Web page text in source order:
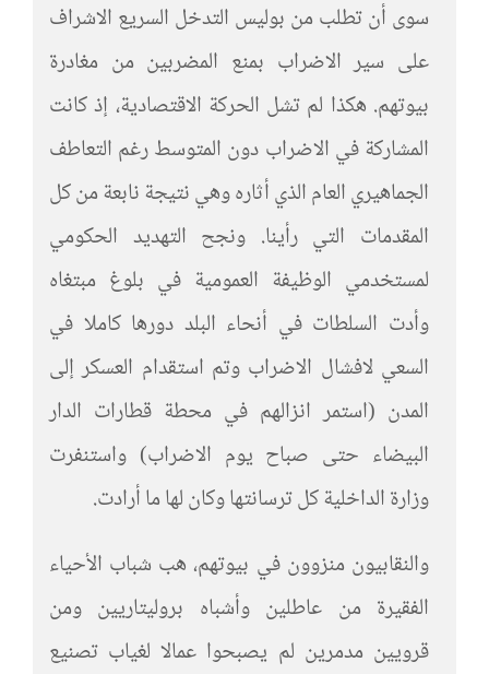
سوى أن تطلب من بوليس التدخل السريع الاشراف
على سير الاضراب بمنع المضربين من مغادرة
بيوتهم. هكذا لم تشل الحركة الاقتصادية، إذ كانت
المشاركة في الاضراب دون المتوسط رغم التعاطف
الجماهيري العام الذي أثاره وهي نتيجة نابعة من كل
المقدمات التي رأينا. ونجح التهديد الحكومي
لمستخدمي الوظيفة العمومية في بلوغ مبتغاه
وأدت السلطات في أنحاء البلد دورها كاملا في
السعي لافشال الاضراب وتم استقدام العسكر إلى
المدن (استمر انزالهم في محطة قطارات الدار
البيضاء حتى صباح يوم الاضراب) واستنفرت
وزارة الداخلية كل ترسانتها وكان لها ما أرادت.
والنقابيون منزوون في بيوتهم، هب شباب الأحياء
الفقيرة من عاطلين وأشباه بروليتاريين ومن
قرويين مدمرين لم يصبحوا عمالا لغياب تصنيع